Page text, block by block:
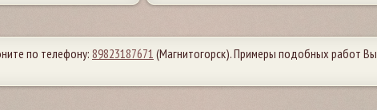
по телефону:89823187671 (Магнитогорск). Примеры подобных работ Вы